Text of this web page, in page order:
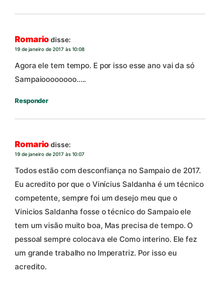
Romario disse:
19 de janeiro de 2017 às 10:08
Agora ele tem tempo. E por isso esse ano vai da só
Sampaioooooooo…..
Responder
Romario disse:
19 de janeiro de 2017 às 10:07
Todos estão com desconfiança no Sampaio de 2017.
Eu acredito por que o Vinícius Saldanha é um técnico
competente, sempre foi um desejo meu que o
Vinicios Saldanha fosse o técnico do Sampaio ele
tem um visão muito boa, Mas precisa de tempo. O
pessoal sempre colocava ele Como interino. Ele fez
um grande trabalho no Imperatriz. Por isso eu
acredito.